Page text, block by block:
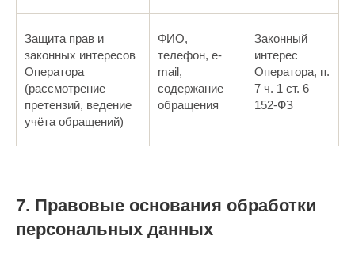
Защита прав и
законных интересов
Оператора
(рассмотрение
претензий, ведение
учёта обращений)
ФИО,
телефон, e-
mail,
содержание
обращения
Законный
интерес
Оператора, п.
7 ч. 1 ст. 6
152-ФЗ
7. Правовые основания обработки
персональных данных